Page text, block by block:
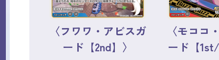
〈フワワ・アビスガ
ード【2nd】〉
〈モココ
ード【